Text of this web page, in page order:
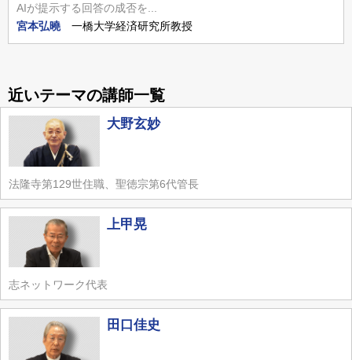
AIが提示する回答の成否を...
宮本弘曉
一橋大学経済研究所教授
近いテーマの講師一覧
大野玄妙
法隆寺第129世住職、聖徳宗第6代管長
上甲晃
志ネットワーク代表
田口佳史